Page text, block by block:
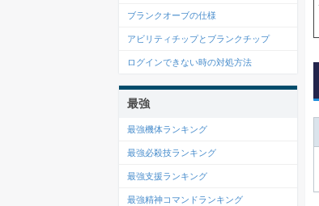
ブランクオーブの仕様
アビリティチップとブランクチップ
ログインできない時の対処方法
最強
最強機体ランキング
最強必殺技ランキング
最強支援ランキング
最強精神コマンドランキング